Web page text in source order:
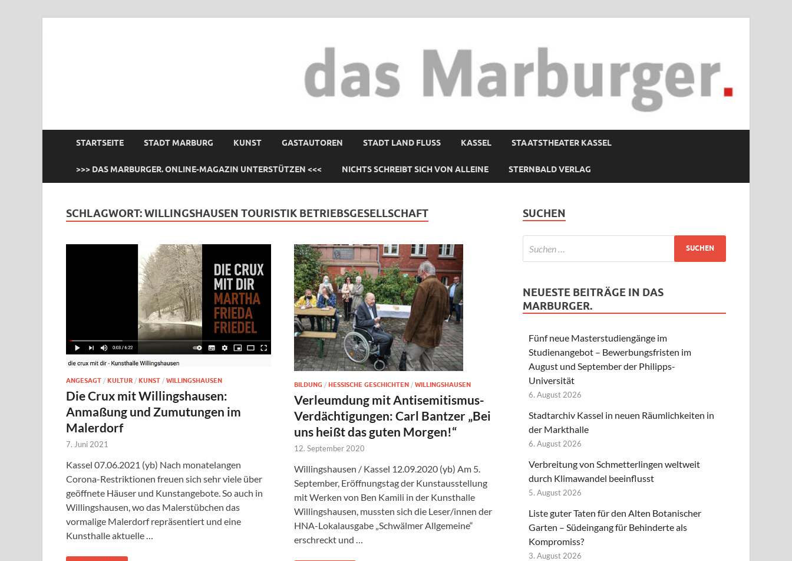
STARTSEITE STADT MARBURG KUNST GASTAUTOREN STADT LAND FLUSS KASSEL STAATSTHEATER KASSEL
>>> DAS MARBURGER. ONLINE-MAGAZIN UNTERSTÜTZEN <<< NICHTS SCHREIBT SICH VON ALLEINE STERNBALD VERLAG
SCHLAGWORT:WILLINGSHAUSEN TOURISTIK BETRIEBSGESELLSCHAFT
ANGESAGT / KULTUR / KUNST / WILLINGSHAUSEN
Die Crux mit Willingshausen:
Anmaßung und Zumutungen im
Malerdorf
7. Juni 2021
Kassel 07.06.2021 (yb) Nach monatelangen
Corona-Restriktionen freuen sich sehr viele über
geöffnete Häuser und Kunstangebote. So auch in
Willingshausen, wo das Malerstübchen das
vormalige Malerdorf repräsentiert und eine
Kunsthalle aktuelle …
BILDUNG / HESSISCHE GESCHICHTEN / WILLINGSHAUSEN
Verleumdung mit Antisemitismus-
Verdächtigungen: Carl Bantzer „Bei
uns heißt das guten Morgen!“
12. September 2020
Willingshausen / Kassel 12.09.2020 (yb) Am 5.
September, Eröffnungstag der Kunstausstellung
mit Werken von Ben Kamili in der Kunsthalle
Willingshausen, mussten sich die Leser/innen der
HNA-Lokalausgabe „Schwälmer Allgemeine“
erschreckt und …
SUCHEN
NEUESTE BEITRÄGE IN DAS
MARBURGER.
Fünf neue Masterstudiengänge im
Studienangebot – Bewerbungsfristen im
August und September der Philipps-
Universität
6. August 2026
Stadtarchiv Kassel in neuen Räumlichkeiten in
der Markthalle
6. August 2026
Verbreitung von Schmetterlingen weltweit
durch Klimawandel beeinflusst
5. August 2026
Liste guter Taten für den Alten Botanischer
Garten – Südeingang für Behinderte als
Kompromiss?
3. August 2026